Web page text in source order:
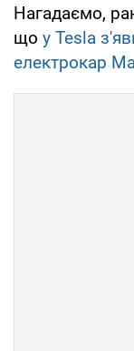
Нагадаємо,
що у Tesla
електрокар